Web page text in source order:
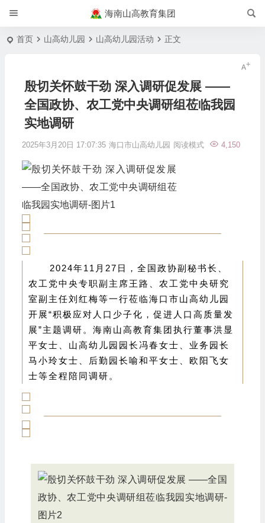
海南山高教育集团
首页 山高幼儿园 山高幼儿园活动 正文
殷切关怀鼓干劲 深入调研促发展 ——
全国政协、农工党中央调研组莅临我园
实地调研
2025年3月20日 17:07:35 海口市山高幼儿园 4,150
阅读模式
2024年11月27日，全国政协副秘书长、
农工党中央专职副主席王路、农工党中央研究
室副主任刘红梅等一行莅临海口市山高幼儿园
开展“积极应对人口少子化，促进人口高质量发
展”主题调研。海南山高教育集团执行董事洪显
平女士、山高幼儿园园长冯春女士、业务园长
马小玲女士、后勤园长喻和平女士、欧阳飞女
士等全程陪同调研。